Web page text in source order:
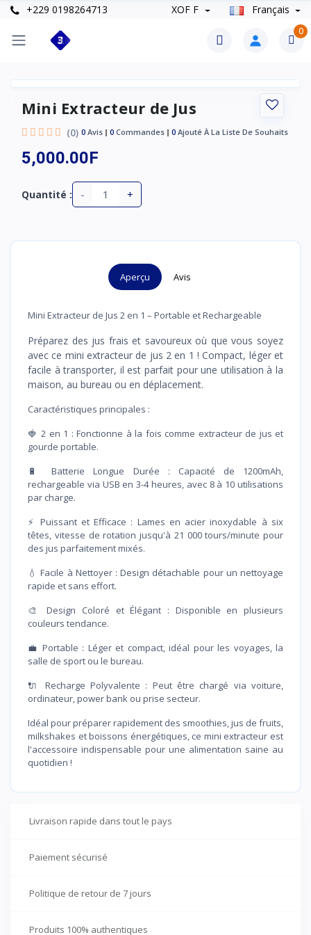
+229 0198264713 XOF F Français
0
Mini Extracteur de Jus
(0) 0 Avis 0 Commandes 0 Ajouté À La Liste De Souhaits
5,000.00F
Quantité : - +
Aperçu Avis
Mini Extracteur de Jus 2 en 1 – Portable et Rechargeable
Préparez des jus frais et savoureux où que vous soyez
avec ce mini extracteur de jus 2 en 1 ! Compact, léger et
facile à transporter, il est parfait pour une utilisation à la
maison, au bureau ou en déplacement.
Caractéristiques principales :
🍓 2 en 1 : Fonctionne à la fois comme extracteur de jus et
gourde portable.
🔋 Batterie Longue Durée : Capacité de 1200mAh,
rechargeable via USB en 3-4 heures, avec 8 à 10 utilisations
par charge.
⚡ Puissant et Efficace : Lames en acier inoxydable à six
têtes, vitesse de rotation jusqu'à 21 000 tours/minute pour
des jus parfaitement mixés.
💧 Facile à Nettoyer : Design détachable pour un nettoyage
rapide et sans effort.
🎨 Design Coloré et Élégant : Disponible en plusieurs
couleurs tendance.
💼 Portable : Léger et compact, idéal pour les voyages, la
salle de sport ou le bureau.
🔌 Recharge Polyvalente : Peut être chargé via voiture,
ordinateur, power bank ou prise secteur.
Idéal pour préparer rapidement des smoothies, jus de fruits,
milkshakes et boissons énergétiques, ce mini extracteur est
l'accessoire indispensable pour une alimentation saine au
quotidien !
Livraison rapide dans tout le pays
Paiement sécurisé
Politique de retour de 7 jours
Produits 100% authentiques